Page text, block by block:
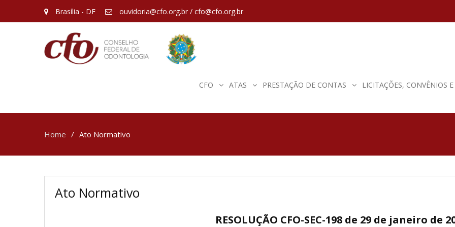
Brasília - DF ouvidoria@cfo.org.br / cfo@cfo.org.br
CFO ATAS PRESTAÇÃO DE CONTAS LICITAÇÕES, CONVÊNIOS
Home Ato Normativo
Ato Normativo
RESOLUÇÃO CFO-SEC-198 de 29 de janeiro de